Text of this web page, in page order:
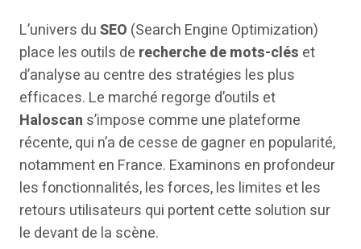
L’univers duSEO (Search Engine Optimization)
place les outils de recherche de mots-clés et
d’analyse au centre des stratégies les plus
efficaces. Le marché regorge d’outils et
Haloscan s’impose comme une plateforme
récente, qui n’a de cesse de gagner en popularité,
notamment en France. Examinons en profondeur
les fonctionnalités, les forces, les limites et les
retours utilisateurs qui portent cette solution sur
le devant de la scène.